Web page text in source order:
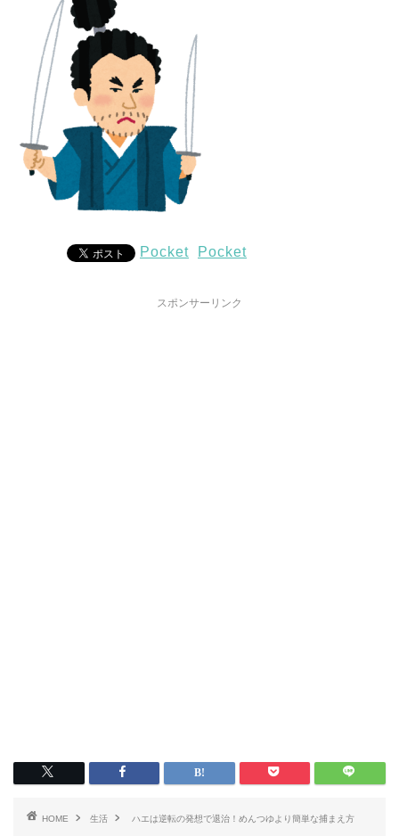
Pocket Pocket
スポンサーリンク
HOME 生活 ハエは逆転の発想で退治！めんつゆより簡単な捕まえ方